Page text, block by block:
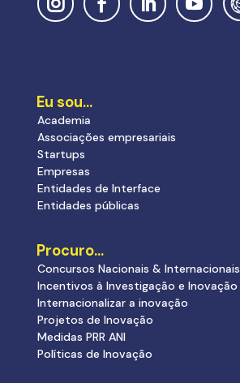
Eu sou…
Academia
Associações empresariais
Startups
Empresas
Entidades de Interface
Entidades públicas
Procuro…
Concursos Nacionais & Internacionais
Incentivos à Investigação e Inovação
Internacionalizar a inovação
Projetos de Inovação
Medidas PRR ANI
Políticas de Inovação